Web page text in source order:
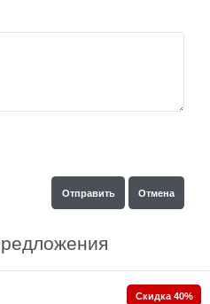
Скидка 40%